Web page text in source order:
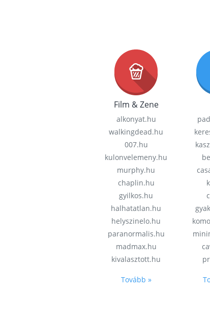
Film & Zene
alkonyat.hu
walkingdead.hu
007.hu
kulonvelemeny.hu
murphy.hu
chaplin.hu
gyilkos.hu
halhatatlan.hu
helyszinelo.hu
paranormalis.hu
madmax.hu
kivalasztott.hu
Tovább »